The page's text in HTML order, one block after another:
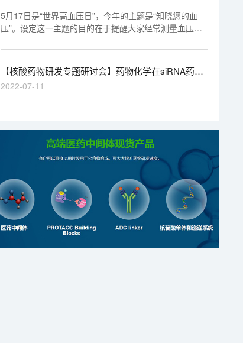
5月17日是“世界高血压日”，今年的主题是“知晓您的血
压”。设定这一主题的目的在于提醒大家经常测量血压、
血压”有一个重要前提，就是要规范化测量血压，只有如
此才能获取准确的结果，做到知晓您“真正的”血压。
【核酸药物研发专题研讨会】药物化学在siRNA药物
发现中的应用
2022-07-11